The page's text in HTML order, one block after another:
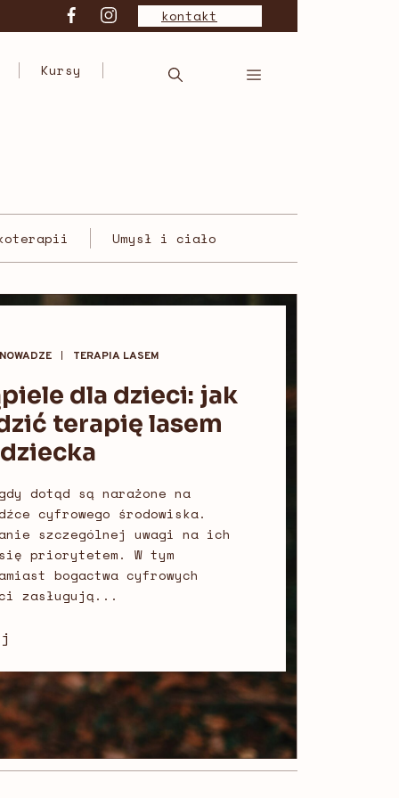
kontakt
Kursy
Umysł i ciało
TERAPIA LASEM
dla dzieci: jak
terapię lasem
dotąd są narażone na
cyfrowego środowiska.
szczególnej uwagi na ich
priorytetem. W tym
bogactwa cyfrowych
zasługują...